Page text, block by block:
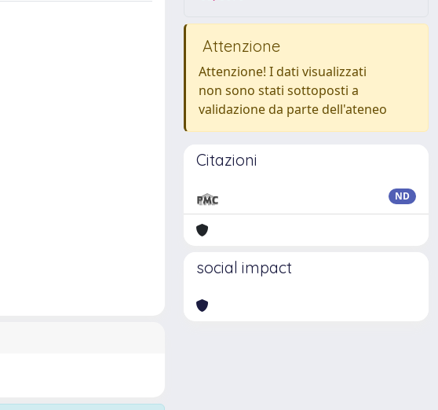
Attenzione
Attenzione! I dati visualizzati
non sono stati sottoposti a
validazione da parte dell'ateneo
Citazioni
ND
social impact